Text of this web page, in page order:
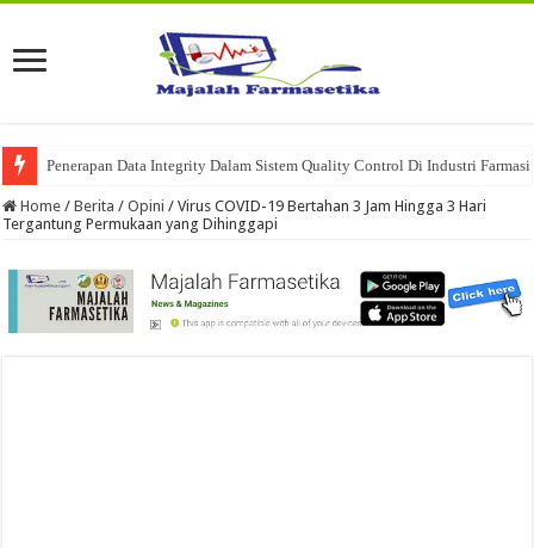
Penerapan Data Integrity Dalam Sistem Quality Control Di Industri Farmasi
Home / Berita / Opini / Virus COVID-19 Bertahan 3 Jam Hingga 3 Hari
Tergantung Permukaan yang Dihinggapi